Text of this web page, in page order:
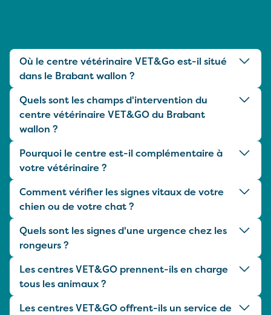
Où le centre vétérinaire VET&Go est-il situé
dans le Brabant wallon ?
Quels sont les champs d'intervention du
centre vétérinaire VET&GO du Brabant
wallon ?
Pourquoi le centre est-il complémentaire à
votre vétérinaire ?
Comment vérifier les signes vitaux de votre
chien ou de votre chat ?
Quels sont les signes d'une urgence chez les
rongeurs ?
Les centres VET&GO prennent-ils en charge
tous les animaux ?
Les centres VET&GO offrent-ils un service de